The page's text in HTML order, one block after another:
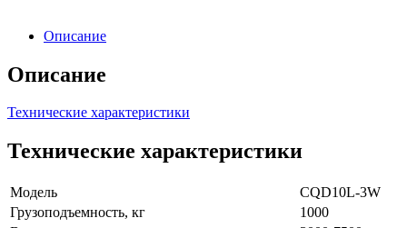
Описание
Описание
Технические характеристики
Технические характеристики
Модель
CQD10L-3W
Грузоподъемность, кг
1000